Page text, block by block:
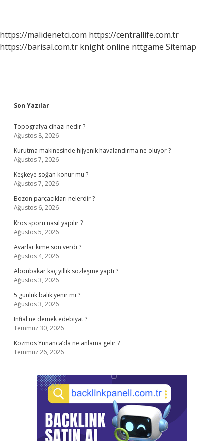
https://malidenetci.com https://centrallife.com.tr
https://barisal.com.tr knight online nttgame Sitemap
Sidebar
Son Yazılar
Topografya cihazı nedir ?
Ağustos 8, 2026
Kurutma makinesinde hijyenik havalandırma ne oluyor ?
Ağustos 7, 2026
Keşkeye soğan konur mu ?
Ağustos 7, 2026
Bozon parçacıkları nelerdir ?
Ağustos 6, 2026
Kros sporu nasıl yapılır ?
Ağustos 5, 2026
Avarlar kime son verdi ?
Ağustos 4, 2026
Aboubakar kaç yıllık sözleşme yaptı ?
Ağustos 3, 2026
5 günlük balık yenir mi ?
Ağustos 3, 2026
Infial ne demek edebiyat ?
Temmuz 30, 2026
Kozmos Yunanca’da ne anlama gelir ?
Temmuz 26, 2026